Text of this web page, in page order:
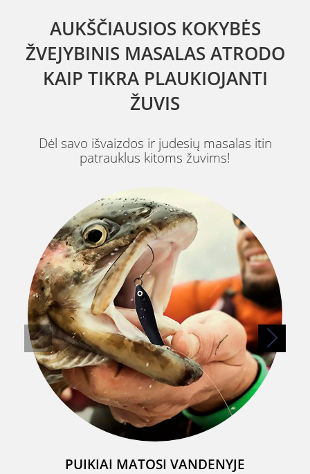
AUKŠČIAUSIOS KOKYBĖS
ŽVEJYBINIS MASALAS ATRODO
KAIP TIKRA PLAUKIOJANTI
ŽUVIS
Dėl savo išvaizdos ir judesių masalas itin
patrauklus kitoms žuvims!
PUIKIAI MATOSI VANDENYJE